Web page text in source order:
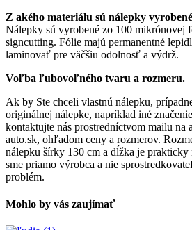
Z akého materiálu sú nálepky
Nálepky sú vyrobené zo 100 mikrónovej
signcutting. Fólie majú permanentné
laminovať pre väčšiu odolnosť a výdrž.
Voľba ľubovoľného tvaru a rozmeru.
Ak by Ste chceli vlastnú nálepku,
originálnej nálepke, napríklad iné
kontaktujte nás prostredníctvom mailu na
auto.sk, ohľadom ceny a rozmerov.
nálepku šírky 130 cm a dĺžka je prakticky
sme priamo výrobca a nie
problém.
Mohlo by vás zaujímať